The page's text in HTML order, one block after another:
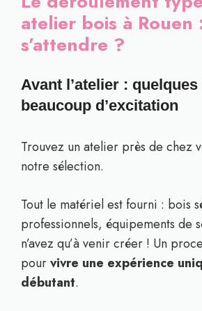
atelier bois à Rouen
s’attendre ?
Avant l’atelier :
beaucoup d’excitation
Trouvez un atelier près de chez
notre sélection.
Tout le matériel est fourni : bois
professionnels, équipements de
n’avez qu’à venir créer ! Un
pourvivre une expérience
débutant.